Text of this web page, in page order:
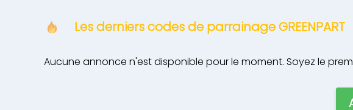
Les derniers codes de parrainage GREENPART
Aucune annonce n'est disponible pour le moment. Soyez le